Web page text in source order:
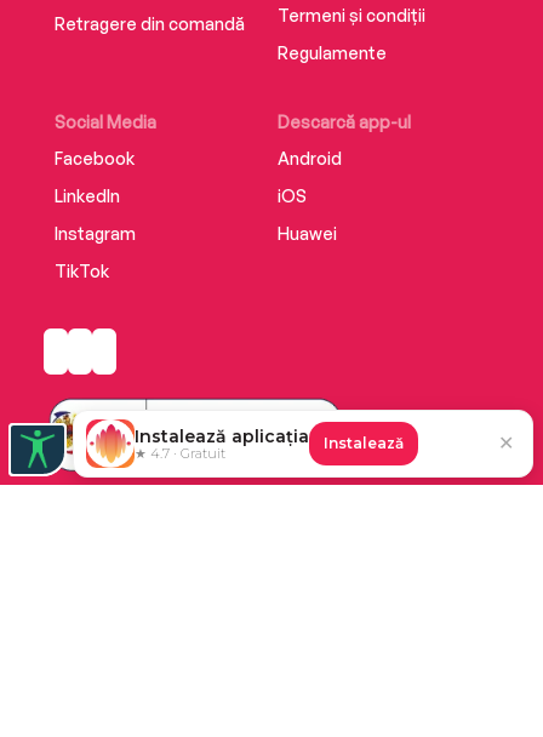
Retragere din comandă
Social Media
Facebook
LinkedIn
Instagram
TikTok
Descarcă app-ul
Android
iOS
Huawei
Termeni și condiții
Regulamente
Instalează aplicația
★ 4.7 · Gratuit
Instalează ✕